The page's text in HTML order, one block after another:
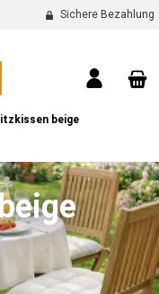
Sichere Bezahlung
beige